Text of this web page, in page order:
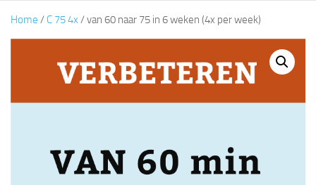
Home / C 75 4x / van 60 naar 75 in 6 weken (4x per week)